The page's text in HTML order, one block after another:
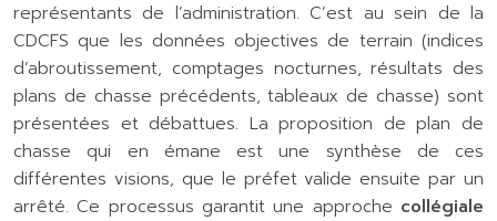
représentants de l’administration. C’est au sein de la
CDCFS que les données objectives de terrain (indices
d’abroutissement, comptages nocturnes, résultats des
plans de chasse précédents, tableaux de chasse) sont
présentées et débattues. La proposition de plan de
chasse qui en émane est une synthèse de ces
différentes visions, que le préfet valide ensuite par un
arrêté. Ce processus garantit une approche collégiale